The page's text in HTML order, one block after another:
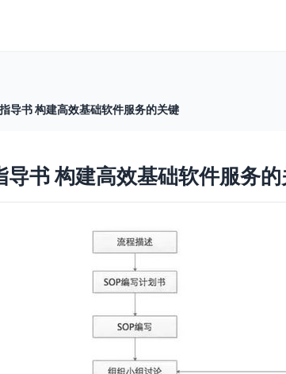
导书 构建高效基础软件服务的关键
导书 构建高效基础软件服务